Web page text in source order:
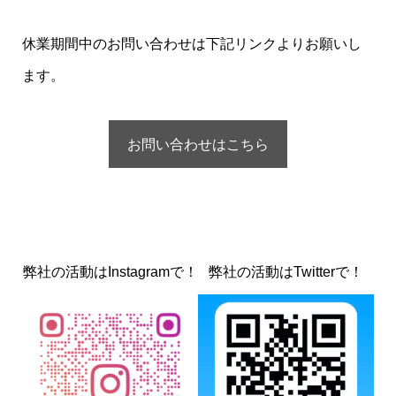
休業期間中のお問い合わせは下記リンクよりお願いし
ます。
お問い合わせはこちら
弊社の活動はInstagramで！ 弊社の活動はTwitterで！